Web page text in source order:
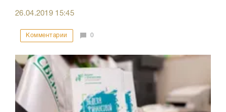
26.04.2019 15:45
Комментарии 0